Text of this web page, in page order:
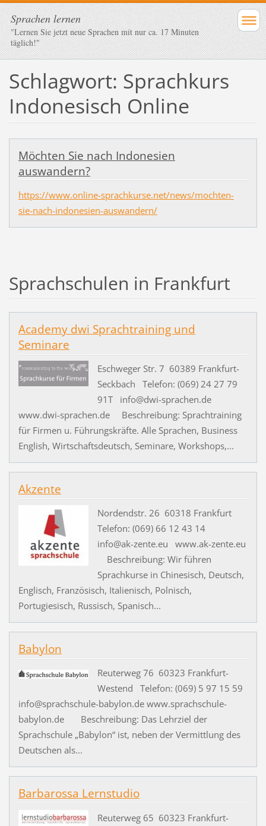
Sprachen lernen
"Lernen Sie jetzt neue Sprachen mit nur ca. 17 Minuten
täglich!"
Schlagwort: Sprachkurs
Indonesisch Online
Möchten Sie nach Indonesien
auswandern?
https://www.online-sprachkurse.net/news/mochten-
sie-nach-indonesien-auswandern/
Sprachschulen in Frankfurt
Academy dwi Sprachtraining und
Seminare
Eschweger Str. 7 60389 Frankfurt-
Seckbach Telefon: (069) 24 27 79
91T info@dwi-sprachen.de
www.dwi-sprachen.de Beschreibung: Sprachtraining
für Firmen u. Führungskräfte. Alle Sprachen, Business
English, Wirtschaftsdeutsch, Seminare, Workshops,...
Akzente
Nordendstr. 26 60318 Frankfurt
Telefon: (069) 66 12 43 14
info@ak-zente.eu www.ak-zente.eu
Beschreibung: Wir führen
Sprachkurse in Chinesisch, Deutsch,
Englisch, Französisch, Italienisch, Polnisch,
Portugiesisch, Russisch, Spanisch...
Babylon
Reuterweg 76 60323 Frankfurt-
Westend Telefon: (069) 5 97 15 59
info@sprachschule-babylon.de www.sprachschule-
babylon.de Beschreibung: Das Lehrziel der
Sprachschule „Babylon“ ist, neben der Vermittlung des
Deutschen als...
Barbarossa Lernstudio
Reuterweg 65 60323 Frankfurt-